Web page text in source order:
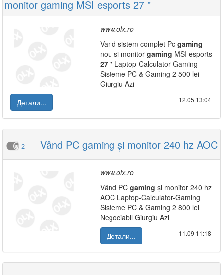
monitor gaming MSI esports 27 "
www.olx.ro
Vand sistem complet Pc gaming
nou si monitor gaming MSI esports
27 " Laptop-Calculator-Gaming
Sisteme PC & Gaming 2 500 lei
Giurgiu Azi
Детали...
12.05|13:04
2 Vând PC gaming și monitor 240 hz AOC
www.olx.ro
Vând PC gaming și monitor 240 hz
AOC Laptop-Calculator-Gaming
Sisteme PC & Gaming 2 800 lei
Negociabil Giurgiu Azi
Детали...
11.09|11:18